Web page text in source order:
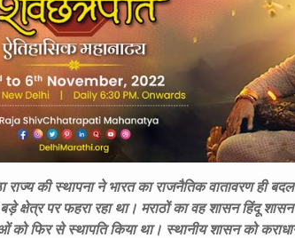
की स्थापना ने भारत का राजनैतिक वातावरण ही
क्षेत्र पर फहरा रहा था। मराठों का वह शासन हिंदू
को फिर से स्थापति किया था। स्थानीय शासन को